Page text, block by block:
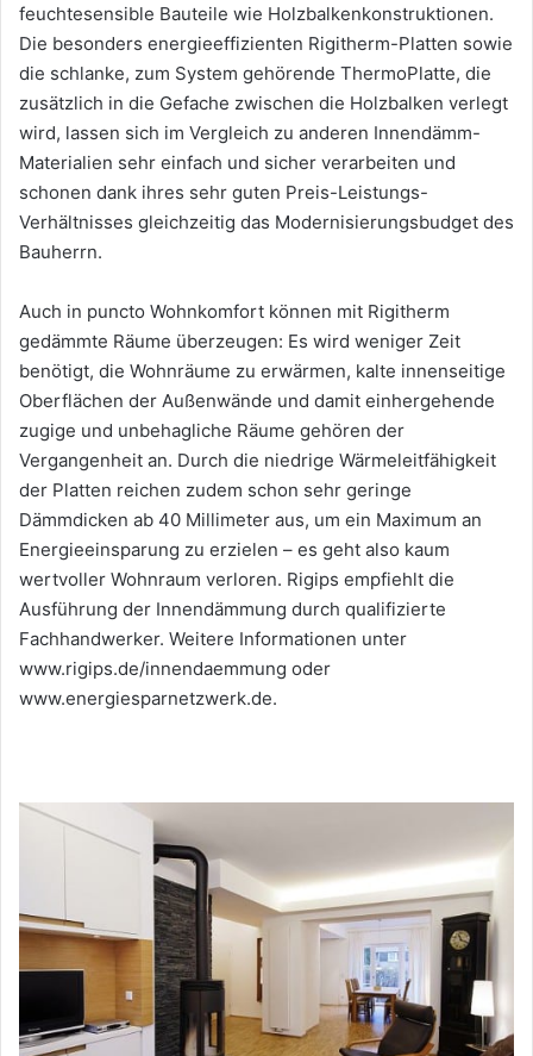
feuchtesensible Bauteile wie Holzbalkenkonstruktionen.
Die besonders energieeffizienten Rigitherm-Platten sowie
die schlanke, zum System gehörende ThermoPlatte, die
zusätzlich in die Gefache zwischen die Holzbalken verlegt
wird, lassen sich im Vergleich zu anderen Innendämm-
Materialien sehr einfach und sicher verarbeiten und
schonen dank ihres sehr guten Preis-Leistungs-
Verhältnisses gleichzeitig das Modernisierungsbudget des
Bauherrn.
Auch in puncto Wohnkomfort können mit Rigitherm
gedämmte Räume überzeugen: Es wird weniger Zeit
benötigt, die Wohnräume zu erwärmen, kalte innenseitige
Oberflächen der Außenwände und damit einhergehende
zugige und unbehagliche Räume gehören der
Vergangenheit an. Durch die niedrige Wärmeleitfähigkeit
der Platten reichen zudem schon sehr geringe
Dämmdicken ab 40 Millimeter aus, um ein Maximum an
Energieeinsparung zu erzielen – es geht also kaum
wertvoller Wohnraum verloren. Rigips empfiehlt die
Ausführung der Innendämmung durch qualifizierte
Fachhandwerker. Weitere Informationen unter
www.rigips.de/innendaemmung oder
www.energiesparnetzwerk.de.